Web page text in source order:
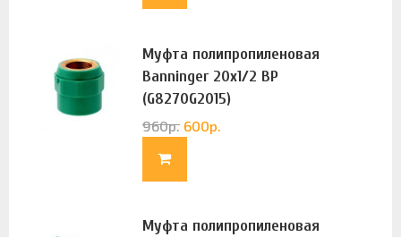
Муфта полипропиленовая
Banninger 20х1/2 ВР
(G8270G2015)
960р. 600р.
Муфта полипропиленовая